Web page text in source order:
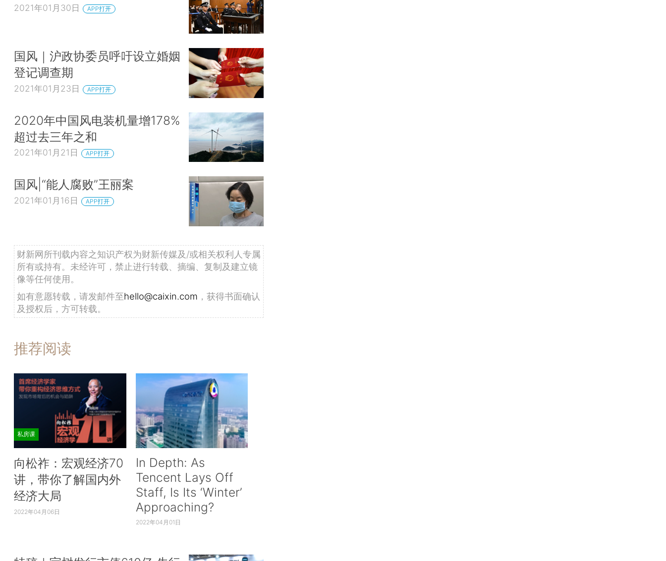
2021年01月30日 APP打开
国风｜沪政协委员呼吁设立婚姻
登记调查期
2021年01月23日 APP打开
2020年中国风电装机量增178%
超过去三年之和
2021年01月21日 APP打开
国风|“能人腐败”王丽案
2021年01月16日 APP打开
财新网所刊载内容之知识产权为财新传媒及/或相关权利人专属
所有或持有。未经许可，禁止进行转载、摘编、复制及建立镜
像等任何使用。
如有意愿转载，请发邮件至hello@caixin.com ，获得书面确认
及授权后，方可转载。
推荐阅读
私房课
向松祚：宏观经济70
讲，带你了解国内外
经济大局
2022年04月06日
In Depth: As
Tencent Lays Off
Staff, Is Its ‘Winter’
Approaching?
2022年04月01日